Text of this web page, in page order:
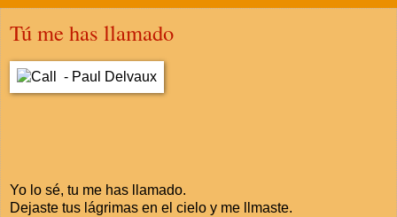
Tú me has llamado
Yo lo sé, tu me has llamado.
Dejaste tus lágrimas en el cielo y me llmaste.